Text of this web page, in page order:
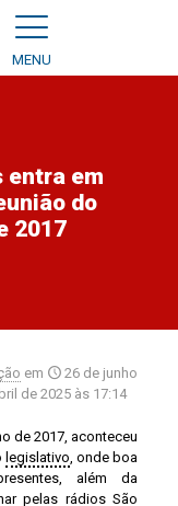
MENU
entra em
do
2017
em
26 de junho
de 2025 às 17:14
de 2017, aconteceu
legislativo, onde boa
além da
pelas rádios São